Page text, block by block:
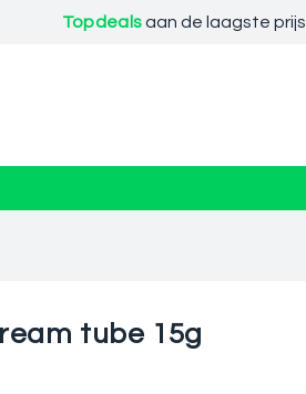
Topdealsaan de laagste prijs
tube 15g